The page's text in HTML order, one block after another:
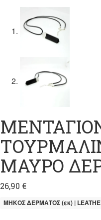
ΜΑΥΡΟ
26,90 €
ΜΗΚΟΣ ΔΕΡΜΑΤΟΣ (εκ) |